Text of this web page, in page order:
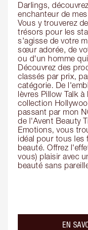
Darlings,
enchanteur de
Vous y trouverez
trésors pour les
s'agisse de votre
sœur adorée, de
ou d'un homme
Découvrez des
classés par prix,
catégorie. De
lèvres Pillow Talk
collection
passant par mon
de l'Avent Beauty
Emotions, vous
idéal pour tous les
beauté. Offrez
vous) plaisir avec
beauté sans
EN